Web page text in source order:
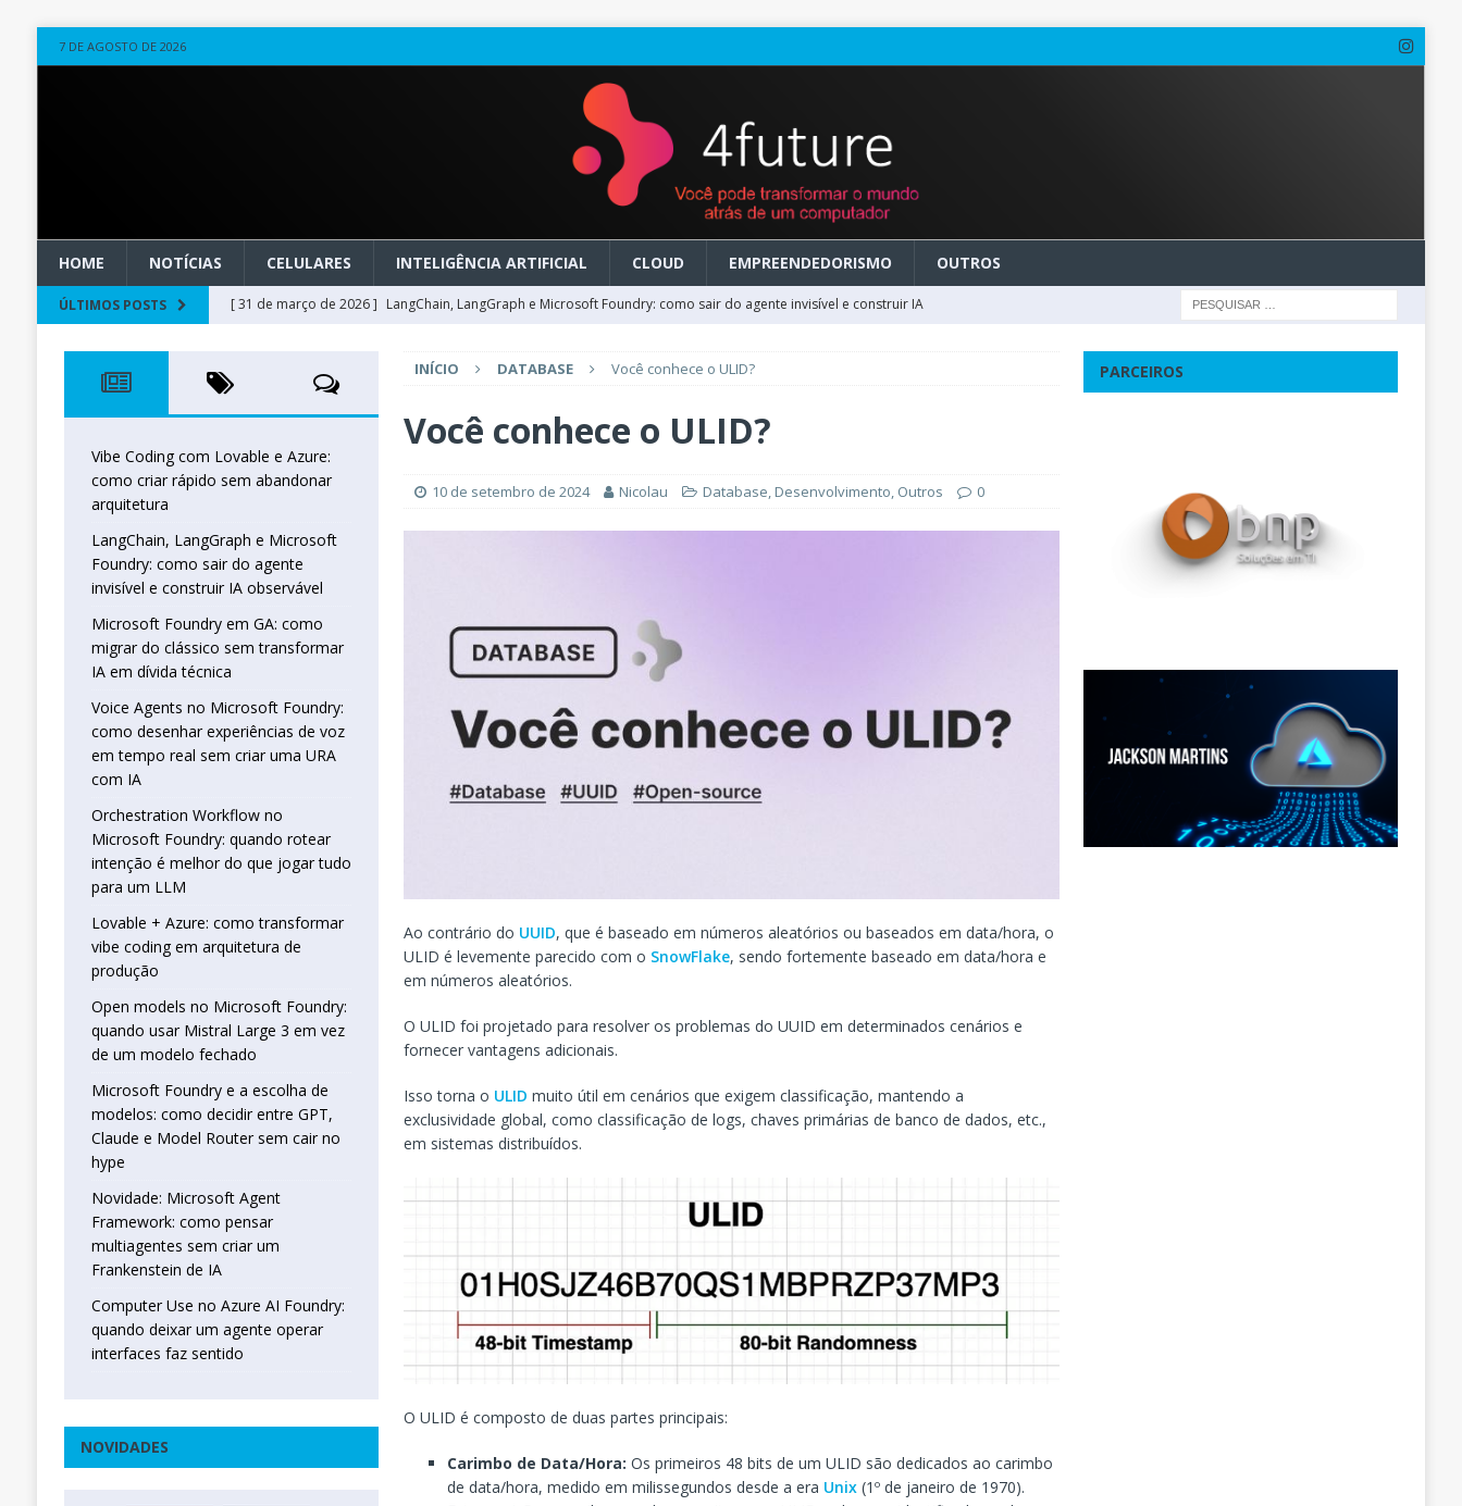
7 DE AGOSTO DE 2026
HOME NOTÍCIAS CELULARES INTELIGÊNCIA ARTIFICIAL CLOUD EMPREENDEDORISMO OUTROS
ÚLTIMOS POSTS [ 31 de março de 2026 ] LangChain, LangGraph e Microsoft Foundry: como sair do agente invisível e construir IA
[ 20 de março de 2026 ]
Microsoft Foundry em GA: como migrar do clássico sem transformar IA em dívida
técnica
INTELIGÊNCIA ARTIFICIAL
[ 27 de fevereiro de 2026 ]
real sem criar uma URA com IA
INTELIGÊNCIA ARTIFICIAL
que jogar tudo para um LLM
[ 25 de abril de 2026 ]
INÍCIO DATABASE Você conhece o ULID?
Você conhece o ULID?
10 de setembro de 2024 Nicolau Database, Desenvolvimento, Outros 0
Ao contrário do UUID, que é baseado em números aleatórios ou baseados em data/hora, o
ULID é levemente parecido com o SnowFlake, sendo fortemente baseado em data/hora e
em números aleatórios.
O ULID foi projetado para resolver os problemas do UUID em determinados cenários e
fornecer vantagens adicionais.
Isso torna o ULID muito útil em cenários que exigem classificação, mantendo a
exclusividade global, como classificação de logs, chaves primárias de banco de dados, etc.,
em sistemas distribuídos.
O ULID é composto de duas partes principais:
Carimbo de Data/Hora: Os primeiros 48 bits de um ULID são dedicados ao carimbo
de data/hora, medido em milissegundos desde a era Unix (1º de janeiro de 1970).
Vibe Coding com Lovable e Azure:
como criar rápido sem abandonar
arquitetura
LangChain, LangGraph e Microsoft
Foundry: como sair do agente
invisível e construir IA observável
Microsoft Foundry em GA: como
migrar do clássico sem transformar
IA em dívida técnica
Voice Agents no Microsoft Foundry:
como desenhar experiências de voz
em tempo real sem criar uma URA
com IA
Orchestration Workflow no
Microsoft Foundry: quando rotear
intenção é melhor do que jogar tudo
para um LLM
Lovable + Azure: como transformar
vibe coding em arquitetura de
produção
Open models no Microsoft Foundry:
quando usar Mistral Large 3 em vez
de um modelo fechado
Microsoft Foundry e a escolha de
modelos: como decidir entre GPT,
Claude e Model Router sem cair no
hype
Novidade: Microsoft Agent
Framework: como pensar
multiagentes sem criar um
Frankenstein de IA
Computer Use no Azure AI Foundry:
quando deixar um agente operar
interfaces faz sentido
NOVIDADES
PARCEIROS